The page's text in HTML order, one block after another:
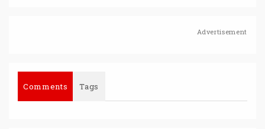
Advertisement
Comments Tags